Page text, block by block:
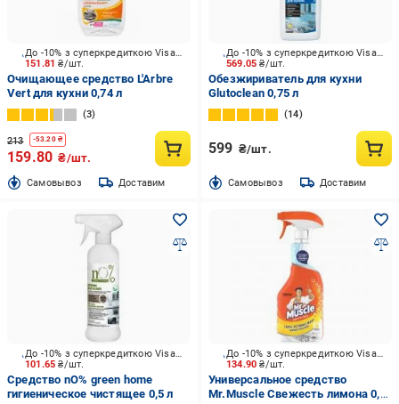
151.81₴/шт.
До -10% з суперкредиткою Visa Вигода
Очищающее средство L'Arbre
Vert для кухни 0,74 л
3
213 -53.20₴
159.80 ₴/шт.
Cамовывоз Доставим
569.05₴/шт.
До -10% з суперкредиткою Visa Вигода
Обезжириватель для кухни
Glutoclean 0,75 л
14
599 ₴/шт.
Cамовывоз Доставим
101.65₴/шт.
До -10% з суперкредиткою Visa Вигода
Средство nO% green home
гигиеническое чистящее 0,5 л
134.90₴/шт.
До -10% з суперкредиткою Visa Вигода
Универсальное средство
Mr.Muscle Свежесть лимона 0,5